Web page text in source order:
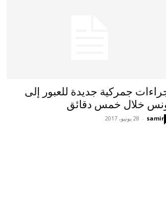
جمركية جديدة للعبور إلى
خلال خمس دقائق
samir
- 28 يونيو، 2017